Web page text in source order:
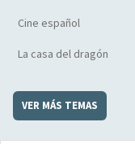
Cine español
La casa del dragón
VER MÁS TEMAS